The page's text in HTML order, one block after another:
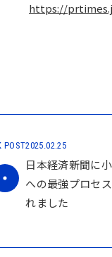
https://
POST2025.02.25
日本経済新聞に
への最強プロセ
れました